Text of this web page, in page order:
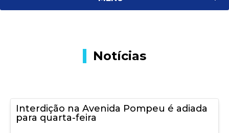
Notícias
Interdição na Avenida Pompeu é adiada
para quarta-feira